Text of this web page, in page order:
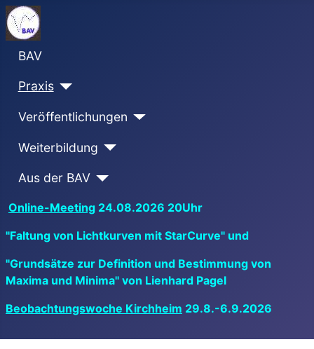
BAV
Praxis
Veröffentlichungen
Weiterbildung
Aus der BAV
Online-Meeting 24.08.2026 20Uhr
"Faltung von Lichtkurven mit StarCurve" und
"Grundsätze zur Definition und Bestimmung von
Maxima und Minima" von Lienhard Pagel
Beobachtungswoche Kirchheim 29.8.-6.9.2026